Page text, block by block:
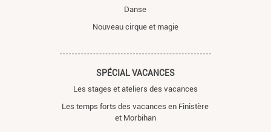
Danse
Nouveau cirque et magie
SPÉCIAL VACANCES
Les stages et ateliers des vacances
Les temps forts des vacances en Finistère
et Morbihan